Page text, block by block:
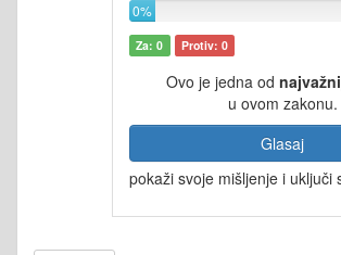
0%
Za: 0 Protiv: 0
Ovo je jedna od
u ovom zakonu.
Glasaj
pokaži svoje mišljenje i uključi